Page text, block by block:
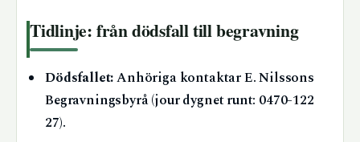
Tidlinje: från dödsfall till begravning
Dödsfallet:Anhöriga kontaktar E. Nilssons
Begravningsbyrå (jour dygnet runt: 0470-122
27).